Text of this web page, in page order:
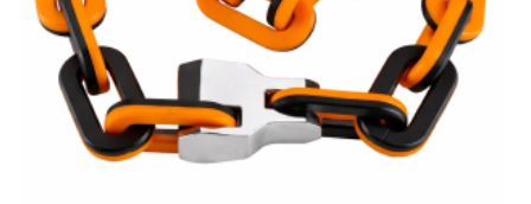
Sobre Nosotros
Contacto